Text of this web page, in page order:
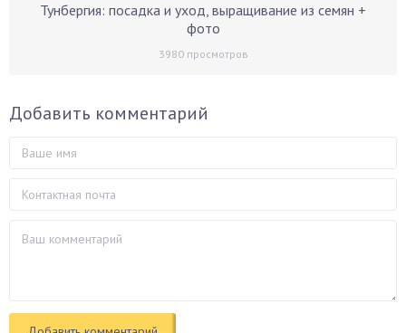
Тунбергия: посадка и уход, выращивание из семян +
фото
3980просмотров
Добавить комментарий